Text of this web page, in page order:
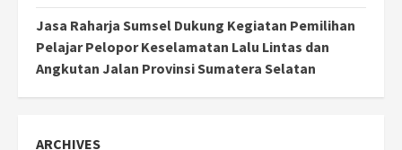
Jasa Raharja Sumsel Dukung Kegiatan Pemilihan
Pelajar Pelopor Keselamatan Lalu Lintas dan
Angkutan Jalan Provinsi Sumatera Selatan
ARCHIVES